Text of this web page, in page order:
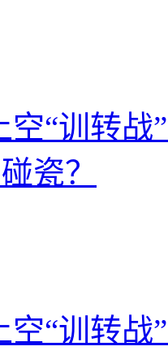
空“训转
瓷？
空“训转